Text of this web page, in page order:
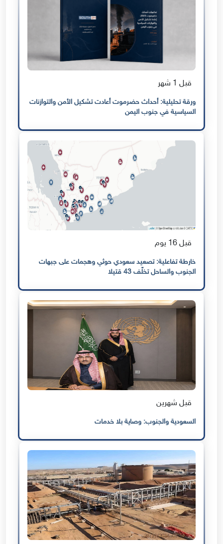
قبل 1 شهر
ورقة تحليلية: أحداث حضرموت أعادت تشكيل الأمن والتوازنات
السياسية في جنوب اليمن
قبل 16 يوم
خارطة تفاعلية: تصعيد سعودي حوثي وهجمات على جبهات
الجنوب والساحل تخلّف 43 قتيلا
قبل شهرين
السعودية والجنوب: وصاية بلا خدمات